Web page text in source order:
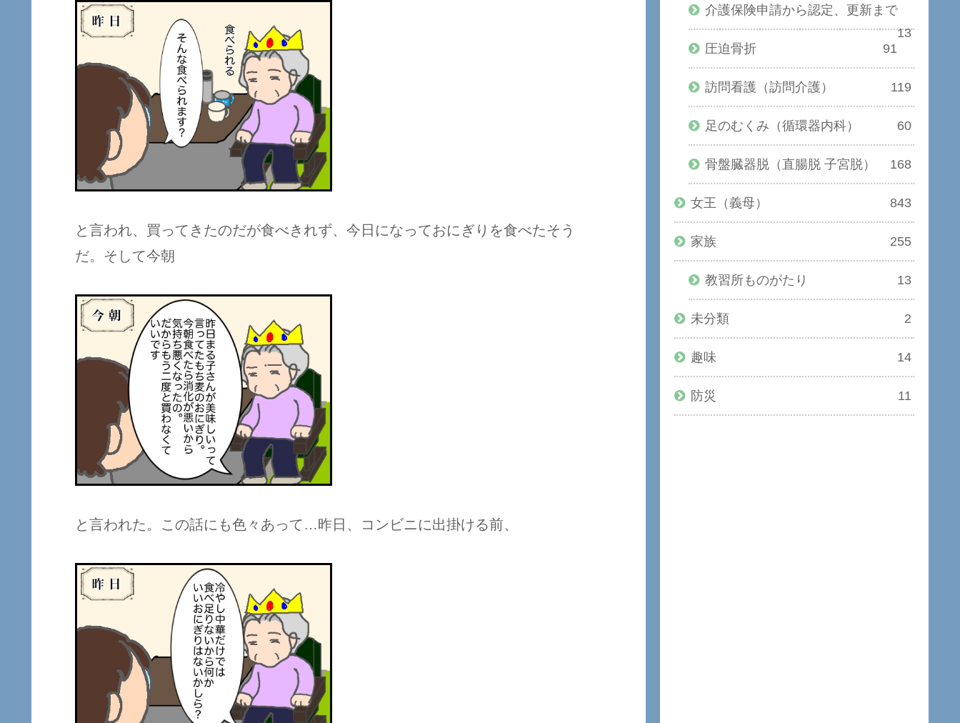
と言われ、買ってきたのだが食べきれず、今日になっておにぎりを食べたそう
だ。そして今朝
と言われた。この話にも色々あって…昨日、コンビニに出掛ける前、
介護保険申請から認定、更新まで
13
圧迫骨折
91
訪問看護（訪問介護） 119
足のむくみ（循環器内科） 60
骨盤臓器脱（直腸脱 子宮脱） 168
女王（義母） 843
家族 255
教習所ものがたり 13
未分類 2
趣味 14
防災 11